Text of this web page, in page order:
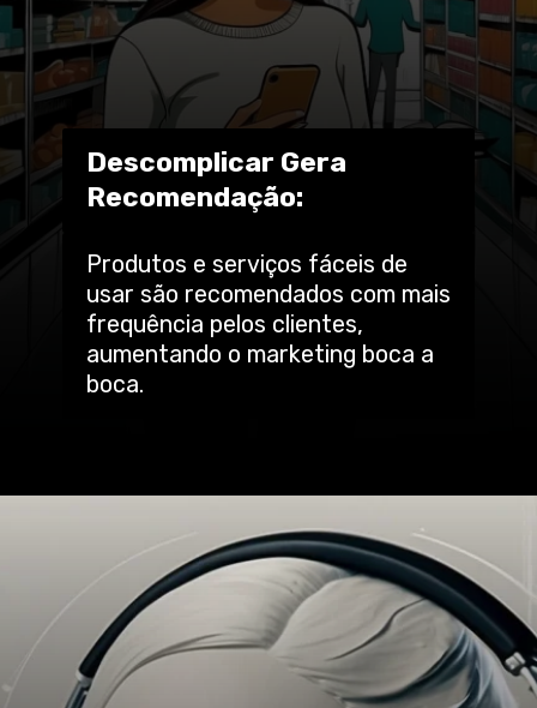
Produtos e serviços fáceis de
usar são recomendados com mais
frequência pelos clientes,
aumentando o marketing boca a
boca.
Descomplicar Gera
Recomendação: